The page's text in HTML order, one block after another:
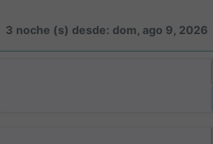
3 noche (s) desde: dom, ago 9, 2026